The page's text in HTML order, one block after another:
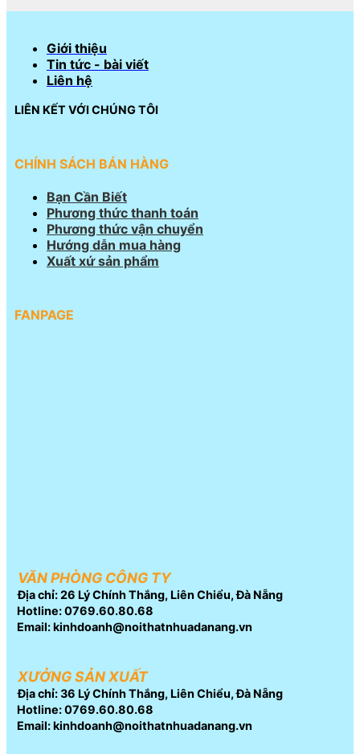
Giới thiệu
Tin tức - bài viết
Liên hệ
LIÊN KẾT VỚI CHÚNG TÔI
CHÍNH SÁCH BÁN HÀNG
Bạn Cần Biết
Phương thức thanh toán
Phương thức vận chuyển
Hướng dẫn mua hàng
Xuất xứ sản phẩm
FANPAGE
VĂN PHÒNG CÔNG TY
Địa chỉ: 26 Lý Chính Thắng, Liên Chiểu, Đà Nẵng
Hotline: 0769.60.80.68
Email: kinhdoanh@noithatnhuadanang.vn
XƯỞNG SẢN XUẤT
Địa chỉ: 36 Lý Chính Thắng, Liên Chiểu, Đà Nẵng
Hotline: 0769.60.80.68
Email: kinhdoanh@noithatnhuadanang.vn